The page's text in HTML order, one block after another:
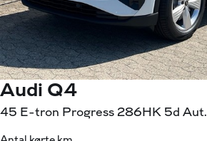
Audi Q4
45 E-tron Progress 286HK 5d Aut.